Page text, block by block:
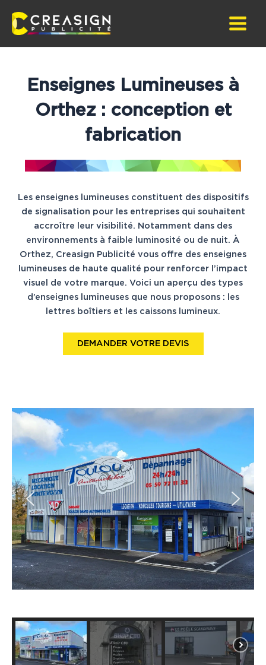
contenu
Main
Enseignes Lumineuses à
Orthez : conception et
fabrication
Les enseignes lumineuses constituent des dispositifs
de signalisation pour les entreprises qui souhaitent
accroître leur visibilité. Notamment dans des
environnements à faible luminosité ou de nuit. À
Orthez, Creasign Publicité vous offre des enseignes
lumineuses de haute qualité pour renforcer l’impact
visuel de votre marque. Voici un aperçu des types
d’enseignes lumineuses que nous proposons : les
lettres boîtiers et les caissons lumineux.
DEMANDER VOTRE DEVIS